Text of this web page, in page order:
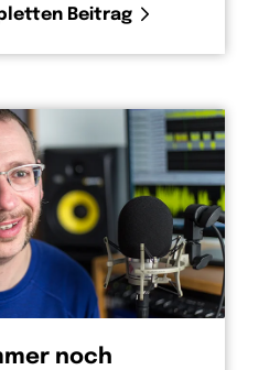
Beitrag
noch